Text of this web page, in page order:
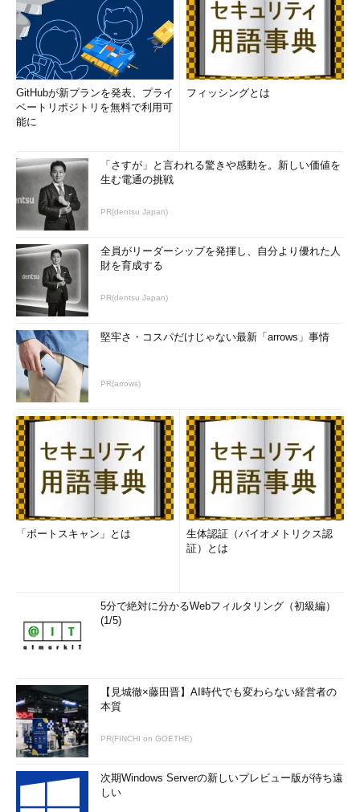
（システムログにメッセージを記録する）
logger mymessage
（システムログに「日時 ホスト名 ユーザー名: mymessage」
を記録する）（ 画面1）
（メッセージにタグを付けて記録する）
logger -t mytitle mymessage
録する）（画面1）
画面1 システムログにメッセージを追記したところ
目次に戻る
ファイルやコマンドの出力をシステムログに記録する
」を実行すると、コマンドの出力を1行ず
あらかじめファイルに保存されている内容であれば、「
-f ファイル名
コマンド実行例
コマンド | logger
GitHubが新プランを発表、プライ
ベートリポジトリを無料で利用可
能に
フィッシングとは
「さすが」と言われる驚きや感動を。新しい価値を
生む電通の挑戦
PR(dentsu Japan)
全員がリーダーシップを発揮し、自分より優れた人
財を育成する
PR(dentsu Japan)
堅牢さ・コスパだけじゃない最新「arrows」事情
PR(arrows)
「ポートスキャン」とは
生体認証（バイオメトリクス認
証）とは
5分で絶対に分かるWebフィルタリング（初級編）
(1/5)
【見城徹×藤田晋】AI時代でも変わらない経営者の
本質
PR(FINCHI on GOETHE)
次期Windows Serverの新しいプレビュー版が待ち遠
しい